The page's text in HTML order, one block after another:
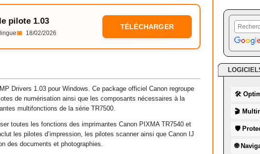
pilote 1.03
📅 18/02/2026
TÉLÉCHARGER
Drivers 1.03 pour Windows. Ce package officiel Canon regroupe
de numérisation ainsi que les composants nécessaires à la
multifonctions de la série TR7500.
toutes les fonctions des imprimantes Canon PIXMA TR7540 et
les pilotes d’impression, les pilotes scanner ainsi que Canon IJ
des documents et photographies.
🛠
🎬
🛡
🌐